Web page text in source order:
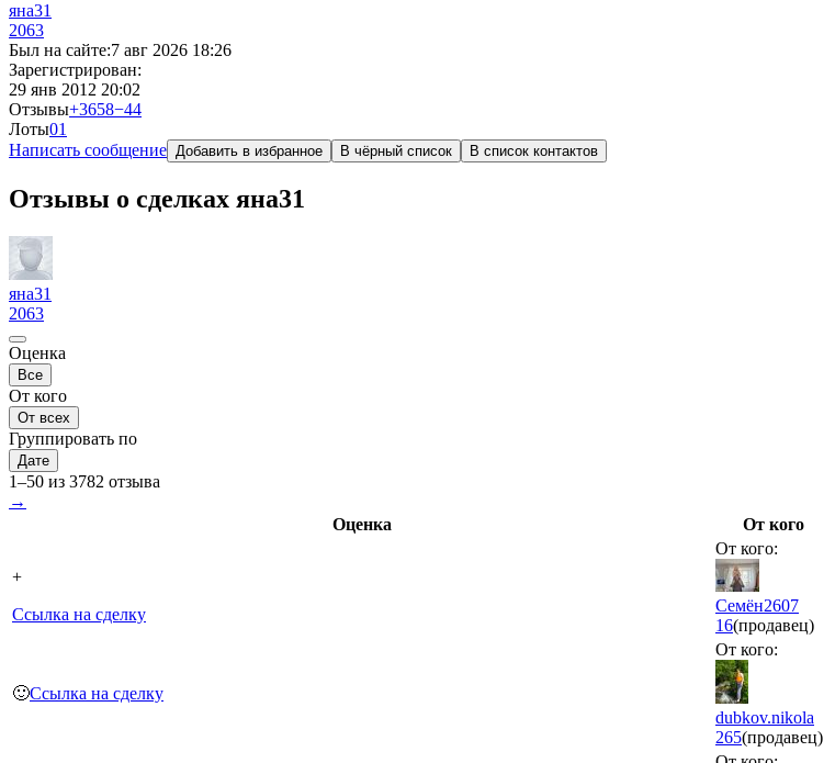
яна31
2063
Был на сайте:7 авг 2026 18:26
Зарегистрирован:
29 янв 2012 20:02
Отзывы+3658−44
Лоты01
Написать сообщение Добавить в избранное В чёрный список В список контактов
Отзывы о сделках яна31
яна31
2063
Оценка
Все
От кого
От всех
Группировать по
Дате
1–50 из 3782 отзыва
→
Оценка
От кого
+
Ссылка на сделку
От кого:
Семён2607
16(продавец)
🙂Ссылка на сделку
От кого:
dubkov.nikola
265(продавец)